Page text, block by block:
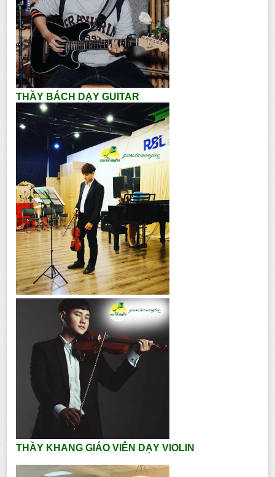
THẦY BÁCH DẠY GUITAR
THẦY KHANG GIÁO VIÊN DẠY VIOLIN